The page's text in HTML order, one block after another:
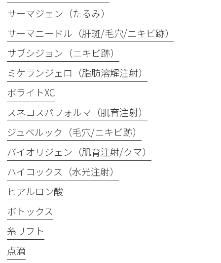
サーマジェン（たるみ）
サーマニードル（肝斑/毛穴/ニキビ跡）
サブシジョン（ニキビ跡）
ミケランジェロ（脂肪溶解注射）
ボライトXC
スネコスパフォルマ（肌育注射）
ジュベルック（毛穴/ニキビ跡）
バイオリジェン（肌育注射/クマ）
ハイコックス（水光注射）
ヒアルロン酸
ボトックス
糸リフト
点滴